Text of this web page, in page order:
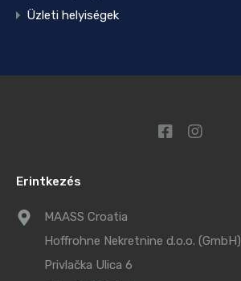
Üzleti helyiségek
Erintkezés
MAASS Croatia
Hoffrohne Nekretnine d.o.o. (GmbH)
Privlačka Ulica 6